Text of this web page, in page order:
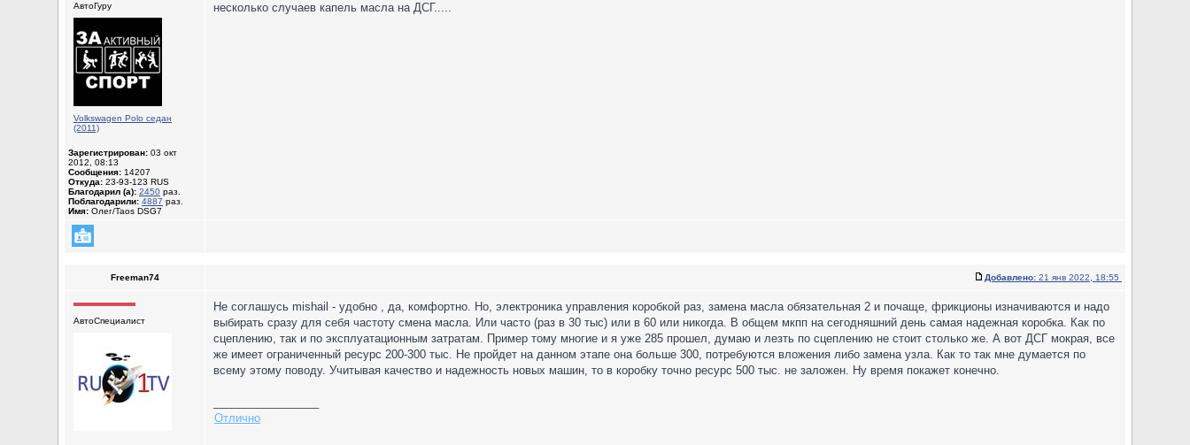
АвтоГуру
Volkswagen Polo седан
(2011)
Зарегистрирован: 03 окт
2012, 08:13
Сообщения: 14207
Откуда: 23-93-123 RUS
Благодарил (а): 2450 раз.
Поблагодарили: 4887 раз.
Имя: Олег/Taos DSG7
несколько случаев капель масла на ДСГ.....
Freeman74 Добавлено: 21 янв 2022, 18:55
АвтоСпециалист
Не соглашусь mishail - удобно , да, комфортно. Но, электроника управления коробкой раз, замена масла обязательная 2 и почаще, фрикционы изначиваются и надо
выбирать сразу для себя частоту смена масла. Или часто (раз в 30 тыс) или в 60 или никогда. В общем мкпп на сегодняшний день самая надежная коробка. Как по
сцеплению, так и по эксплуатационным затратам. Пример тому многие и я уже 285 прошел, думаю и лезть по сцеплению не стоит столько же. А вот ДСГ мокрая, все
же имеет ограниченный ресурс 200-300 тыс. Не пройдет на данном этапе она больше 300, потребуются вложения либо замена узла. Как то так мне думается по
всему этому поводу. Учитывая качество и надежность новых машин, то в коробку точно ресурс 500 тыс. не заложен. Ну время покажет конечно.
Отлично